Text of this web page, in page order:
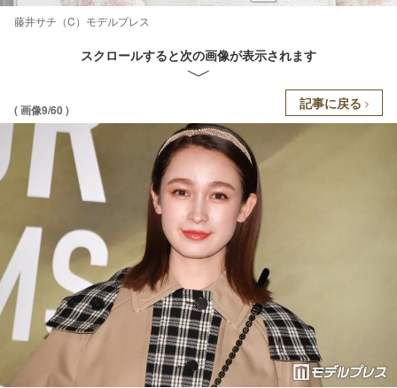
藤井サチ（C）モデルプレス
スクロールすると次の画像が表示されます
( 画像9/60 ) 記事に戻る